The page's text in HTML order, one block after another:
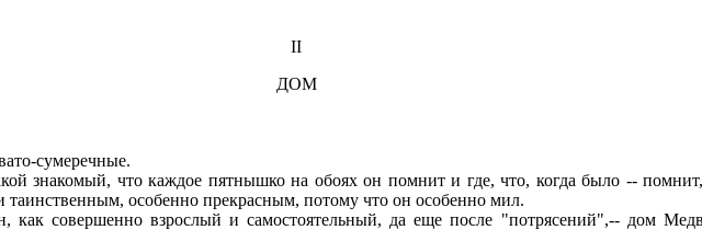
II
ДОМ
сумеречные.
знакомый, что каждое пятнышко на обоях он помнит и где, что, когда было --
особенно прекрасным, потому что он особенно мил.
совершенно взрослый и самостоятельный, да еще после "потрясений",-- дом